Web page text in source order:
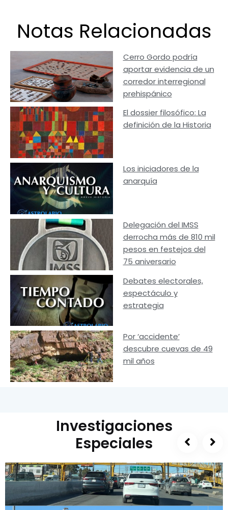
Notas Relacionadas
Cerro Gordo podría
aportar evidencia de un
corredor interregional
prehispánico
El dossier filosófico: La
definición de la Historia
Los iniciadores de la
anarquía
Delegación del IMSS
derrocha más de 810 mil
pesos en festejos del
75 aniversario
Debates electorales,
espectáculo y
estrategia
Por ‘accidente’
descubre cuevas de 49
mil años
Investigaciones
Especiales